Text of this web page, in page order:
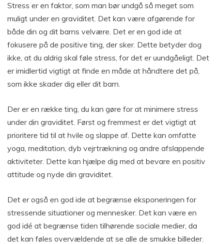
Stress er en faktor, som man bør undgå så meget som
muligt under en graviditet. Det kan være afgørende for
både din og dit barns velvære. Det er en god ide at
fokusere på de positive ting, der sker. Dette betyder dog
ikke, at du aldrig skal føle stress, for det er uundgåeligt. Det
er imidlertid vigtigt at finde en måde at håndtere det på,
som ikke skader dig eller dit barn.
Der er en række ting, du kan gøre for at minimere stress
under din graviditet. Først og fremmest er det vigtigt at
prioritere tid til at hvile og slappe af. Dette kan omfatte
yoga, meditation, dyb vejrtrækning og andre afslappende
aktiviteter. Dette kan hjælpe dig med at bevare en positiv
attitude og nyde din graviditet.
Det er også en god ide at begrænse eksponeringen for
stressende situationer og mennesker. Det kan være en
god idé at begrænse tiden tilhørende sociale medier, da
det kan føles overvældende at se alle de smukke billeder.